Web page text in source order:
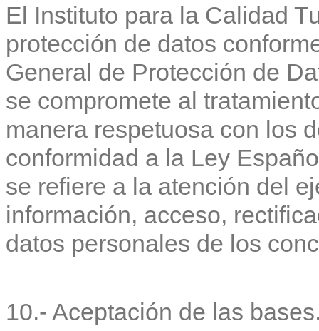
El Instituto para la Calidad
protección de datos
General de Protección de
se compromete al
manera respetuosa con los
conformidad a la Ley
se refiere a la atención del
información, acceso,
datos personales de los
10.- Aceptación de las